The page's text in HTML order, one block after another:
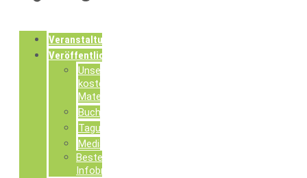
Veranstaltungen
Veröffentlichungen
Unsere
kostenlosen
Materialien
Buchpublikationen
Tagungsdokumentationen
Mediathek
Bestellung
Infobroschüren